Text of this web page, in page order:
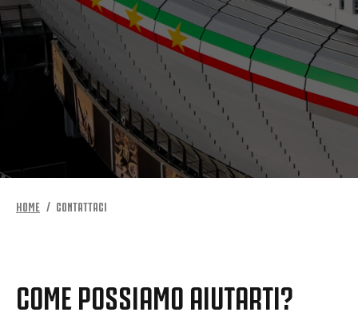
HOME CONTATTACI
COME POSSIAMO AIUTARTI?